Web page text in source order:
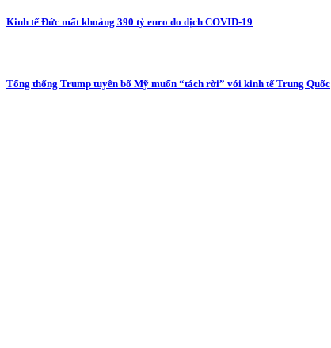
Kinh tế Đức mất khoảng 390 tỷ euro do dịch COVID-19
Tổng thống Trump tuyên bố Mỹ muốn “tách rời” với kinh tế Trung Quốc